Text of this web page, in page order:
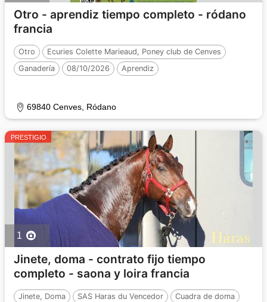
Otro - aprendiz tiempo completo - ródano
francia
Otro
Ecuries Colette Marieaud, Poney club de Cenves
Ganadería
08/10/2026 Aprendiz
69840 Cenves, Ródano
PRESTIGIO
1
Jinete, doma - contrato fijo tiempo
completo - saona y loira francia
Jinete, Doma SAS Haras du Vencedor
Cuadra de doma